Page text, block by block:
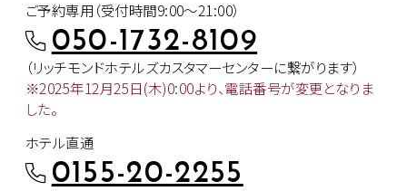
ご予約専用（受付時間9:00～21:00）
050-1732-8109
（リッチモンドホテルズカスタマーセンターに繋がります）
※2025年12月25日(木)0:00より、電話番号が変更となりま
した。
ホテル直通
0155-20-2255